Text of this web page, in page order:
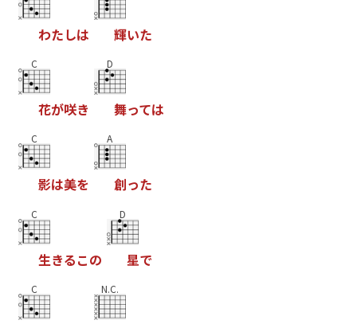
わたしは 輝いた
C
花が咲き
D
舞っては
C
影は美を
A
創った
C
生きるこの
D
星で
C N.C.